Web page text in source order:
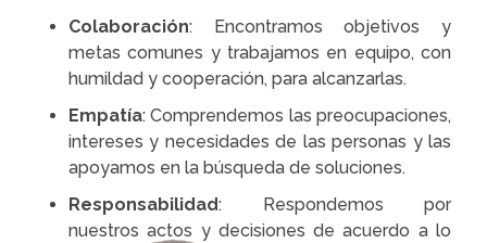
Colaboración: Encontramos objetivos y
metas comunes y trabajamos en equipo, con
humildad y cooperación, para alcanzarlas.
Empatía: Comprendemos las preocupaciones,
intereses y necesidades de las personas y las
apoyamos en la búsqueda de soluciones.
Responsabilidad: Respondemos por
nuestros actos y decisiones de acuerdo a lo